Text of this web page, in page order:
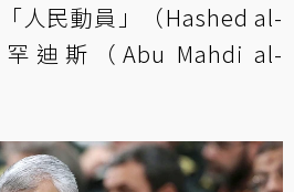
人民動員」（Hashed al-
迪斯（Abu Mahdi al-